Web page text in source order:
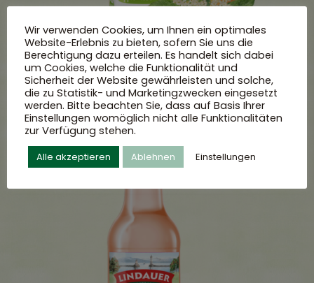
Wir verwenden Cookies, um Ihnen ein optimales
Website-Erlebnis zu bieten, sofern Sie uns die
Berechtigung dazu erteilen. Es handelt sich dabei
um Cookies, welche die Funktionalität und
Sicherheit der Website gewährleisten und solche,
die zu Statistik- und Marketingzwecken eingesetzt
werden. Bitte beachten Sie, dass auf Basis Ihrer
Einstellungen womöglich nicht alle Funktionalitäten
zur Verfügung stehen.
Alle akzeptieren Ablehnen Einstellungen